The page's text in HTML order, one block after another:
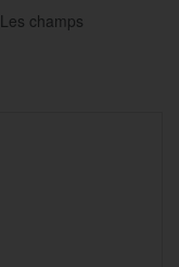
Les champs